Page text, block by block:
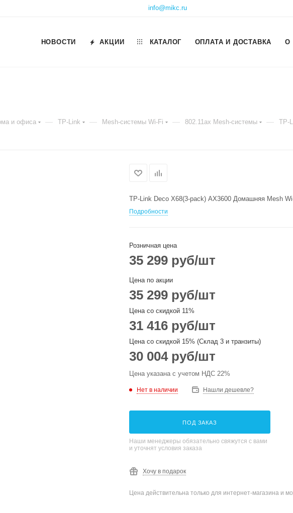
info@mikc.ru
НОВОСТИ АКЦИИ КАТАЛОГ ОПЛАТА И ДОСТАВКА О
и офиса — TP-Link — Mesh-системы Wi-Fi — 802.11ax Mesh-системы — TP-
TP-Link Deco X68(3-pack) AX3600 Домашняя Mesh
Подробности
Розничная цена
35 299 руб/шт
Цена по акции
35 299 руб/шт
Цена со скидкой 11%
31 416 руб/шт
Цена со скидкой 15% (Склад 3 и транзиты)
30 004руб/шт
Цена указана с учетом НДС 22%
Нет в наличии Нашли дешевле?
ПОД ЗАКАЗ
Наши менеджеры обязательно свяжутся с вами
и уточнят условия заказа
Хочу в подарок
Цена действительна только для интернет-магазина и